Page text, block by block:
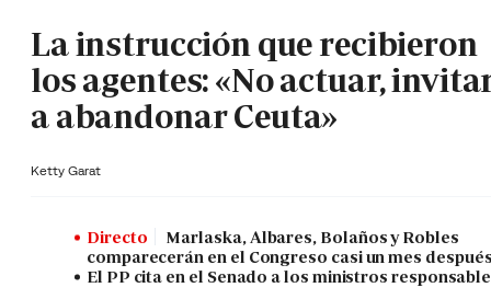
La instrucción que recibieron
los agentes: «No actuar,
a abandonar Ceuta»
Ketty Garat
Directo
Marlaska, Albares, Bolaños y Robles
comparecerán en el Congreso casi un mes
El PP cita en el Senado a los ministros